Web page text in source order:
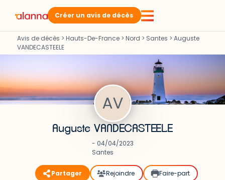
Créer un avis de décès
Avis de décès > Hauts-De-France > Nord > Santes > Auguste
VANDECASTEELE
Auguste VANDECASTEELE
- 04/04/2023
Santes
Partager Rejoindre Faire-part